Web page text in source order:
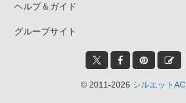
ヘルプ＆ガイド
グループサイト
© 2011-2026 シルエットAC